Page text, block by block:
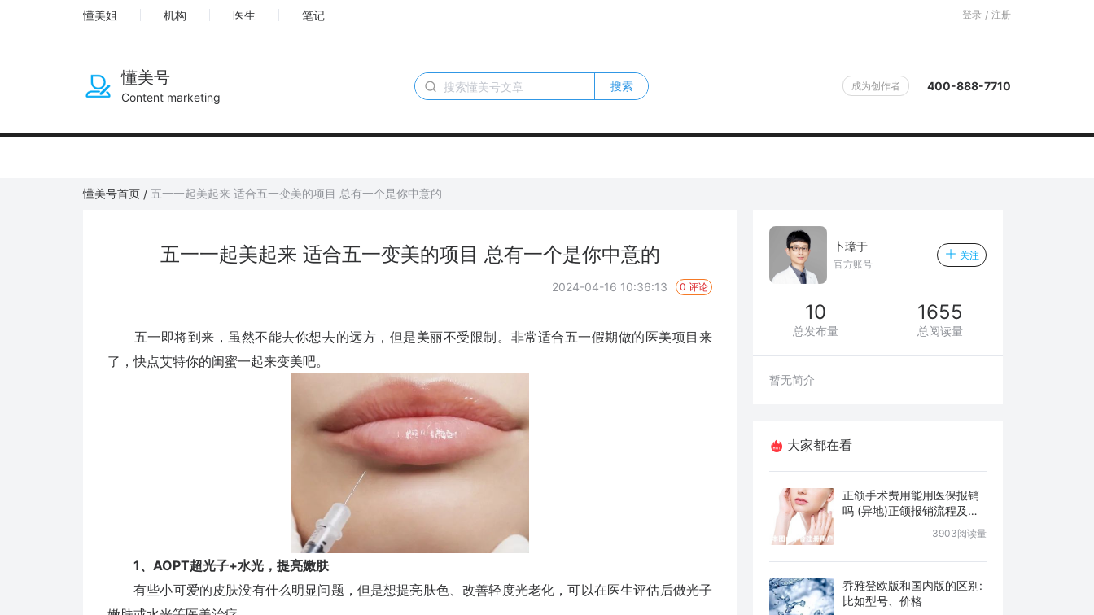
懂美姐 机构 医生 笔记 登录 / 注册
懂美号
Content marketing
搜索 成为创作者 400-888-7710
懂美号首页 / 五一一起美起来 适合五一变美的项目 总有一个是你中意的
五一一起美起来 适合五一变美的项目 总有一个是你中意的
2024-04-16 10:36:13 0 评论
五一即将到来，虽然不能去你想去的远方，但是美丽不受限制。非常适合五一假期做的医美项目来
了，快点艾特你的闺蜜一起来变美吧。
1、AOPT超光子+水光，提亮嫩肤
有些小可爱的皮肤没有什么明显问题，但是想提亮肤色、改善轻度光老化，可以在医生评估后做光子
卜璋于
官方账号
关注
10
总发布量
1655
总阅读量
暂无简介
大家都在看
正颌手术费用能用医保报销
吗 (异地)正颌报销流程及条
3903阅读量
乔雅登欧版和国内版的区别:
比如型号、价格